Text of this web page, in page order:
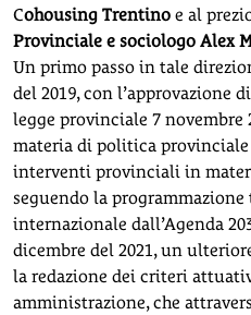
Cohousing Trentino e al
Provinciale e sociologo Alex
Un primo passo in tale
del 2019, con l’approvazione
legge provinciale 7 novembre
materia di politica
interventi provinciali in
seguendo la
internazionale dall’Agenda
dicembre del 2021, un
la redazione dei criteri
amministrazione, che